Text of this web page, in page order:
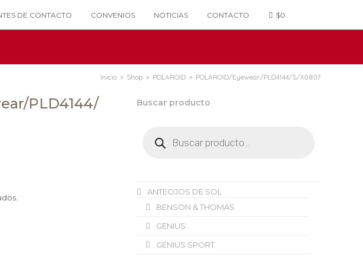
DE CONTACTO CONVENIOS NOTICIAS CONTACTO $0
Inicio » Shop » POLAROID » POLAROID/Eyewear/PLD4144/S/X0807
PLD4144/
Buscar producto
productos
ANTEOJOS DE SOL
BENSON & THOMAS
GENIUS
GENIUS SPORT